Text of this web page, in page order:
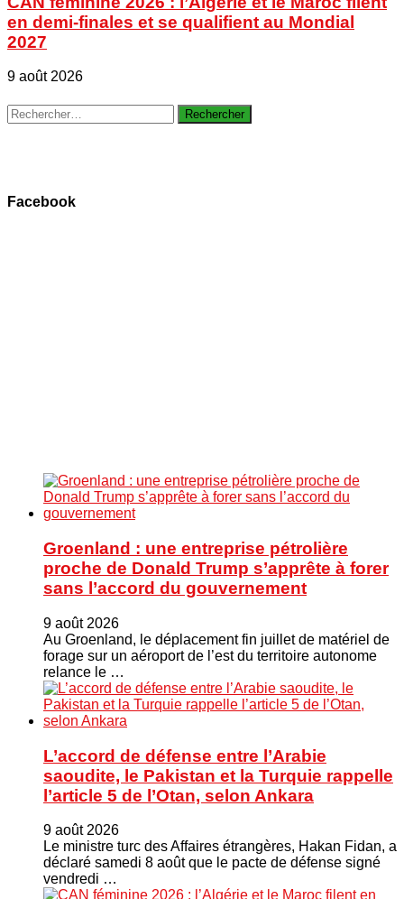
en demi-finales et se qualifient au Mondial
2027
9 août 2026
Rechercher :
Facebook
Groenland : une entreprise pétrolière
proche de Donald Trump s’apprête à forer
sans l’accord du gouvernement
9 août 2026
Au Groenland, le déplacement fin juillet de matériel de
forage sur un aéroport de l’est du territoire autonome
relance le …
L’accord de défense entre l’Arabie
saoudite, le Pakistan et la Turquie rappelle
l’article 5 de l’Otan, selon Ankara
9 août 2026
Le ministre turc ⁠des Affaires étrangères, Hakan ​Fidan, a
déclaré samedi 8 août que le pacte de défense signé
vendredi …